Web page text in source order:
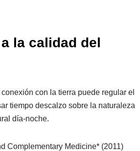
la calidad del
con la tierra puede regular el
tiempo descalzo sobre la naturaleza
día-noche.
Complementary Medicine* (2011)